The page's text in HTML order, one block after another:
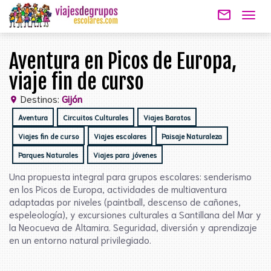
mail_outline
Aventura en Picos de Europa,
viaje fin de curso
location_on Destinos: Gijón
Aventura Circuitos Culturales Viajes Baratos
Viajes fin de curso Viajes escolares Paisaje Naturaleza
Parques Naturales Viajes para jóvenes
Una propuesta integral para grupos escolares: senderismo
en los Picos de Europa, actividades de multiaventura
adaptadas por niveles (paintball, descenso de cañones,
espeleología), y excursiones culturales a Santillana del Mar y
la Neocueva de Altamira. Seguridad, diversión y aprendizaje
en un entorno natural privilegiado.